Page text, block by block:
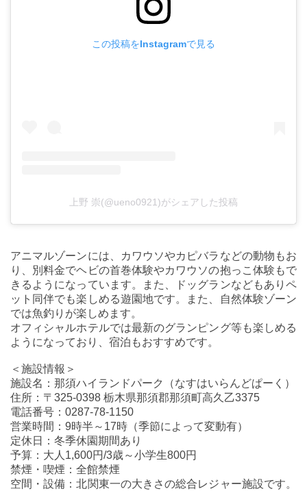
この投稿をInstagramで見る
上野 崇(@ueno0921)がシェアした投稿
アニマルゾーンには、カワウソやカピバラなどの動物もお
り、別料金でヘビの首巻体験やカワウソの抱っこ体験もで
きるようになっています。また、ドッグランなどもありペ
ット同伴でも楽しめる遊園地です。また、自然体験ゾーン
では魚釣りが楽しめます。
オフィシャルホテルでは最新のグランピング等も楽しめる
ようになっており、宿泊もおすすめです。
＜施設情報＞
施設名：那須ハイランドパーク（なすはいらんどぱーく）
住所：〒325-0398 栃木県那須郡那須町高久乙3375
電話番号：0287-78-1150
営業時間：9時半～17時（季節によって変動有）
定休日：冬季休園期間あり
予算：大人1,600円/3歳～小学生800円
禁煙・喫煙：全館禁煙
空間・設備：北関東一の大きさの総合レジャー施設です。